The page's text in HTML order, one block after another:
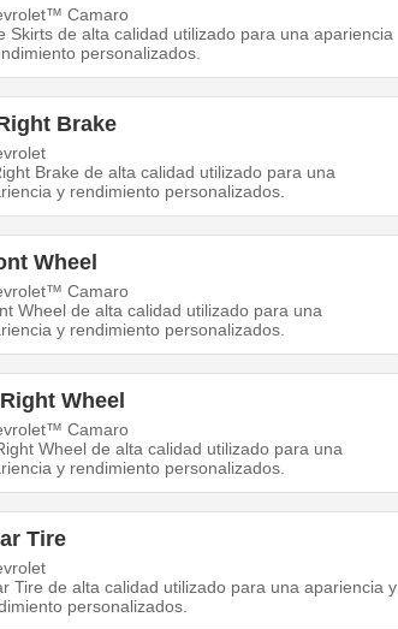
Camaro
Skirts de alta calidad utilizado para una apariencia
personalizados.
Brake
Brake de alta calidad utilizado para una
y rendimiento personalizados.
Wheel
Camaro
Wheel de alta calidad utilizado para una
y rendimiento personalizados.
Wheel
Camaro
Wheel de alta calidad utilizado para una
y rendimiento personalizados.
Tire
Tire de alta calidad utilizado para una apariencia y
personalizados.